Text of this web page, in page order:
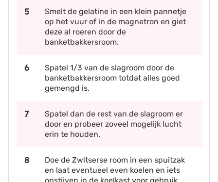
Smelt de gelatine in een klein pannetje
op het vuur of in de magnetron en giet
deze al roeren door de
banketbakkersroom.
Spatel 1/3 van de slagroom door de
banketbakkersroom totdat alles goed
gemengd is.
Spatel dan de rest van de slagroom er
door en probeer zoveel mogelijk lucht
erin te houden.
Doe de Zwitserse room in een spuitzak
en laat eventueel even koelen en iets